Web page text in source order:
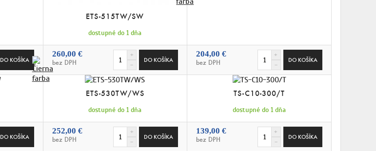
ETS-515TW/SW
dostupné do 1 dňa
260,00 €
bez DPH
204,00 €
bez DPH
ETS-530TW/WS
dostupné do 1 dňa
252,00 €
bez DPH
TS-C10-300/T
dostupné do 1 dňa
139,00 €
bez DPH